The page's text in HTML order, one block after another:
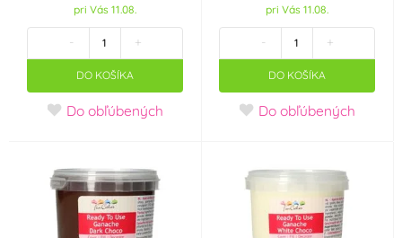
pri Vás 11.08.
- +
DO KOŠÍKA
Do obľúbených
pri Vás 11.08.
- +
DO KOŠÍKA
Do obľúbených